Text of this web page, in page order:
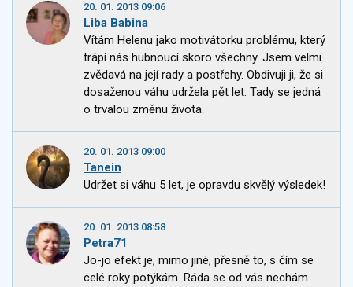
20. 01. 2013 09:06
Liba Babina
Vítám Helenu jako motivátorku problému, který
trápí nás hubnoucí skoro všechny. Jsem velmi
zvědavá na její rady a postřehy. Obdivuji ji, že si
dosaženou váhu udržela pět let. Tady se jedná
o trvalou změnu života.
20. 01. 2013 09:00
Tanein
Udržet si váhu 5 let, je opravdu skvělý výsledek!
20. 01. 2013 08:58
Petra71
Jo-jo efekt je, mimo jiné, přesně to, s čím se
celé roky potýkám. Ráda se od vás nechám